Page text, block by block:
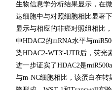
生物信息学分析结果显示，在
达细胞中与对照细胞相比显著
显示与相应的非癌对照组相比
中HDAC2的mRNA水平与
染HDAC2-WT3ʹ-UTR后，荧
进一步证实了HDAC2是
与m-NC细胞相比，该蛋白在转